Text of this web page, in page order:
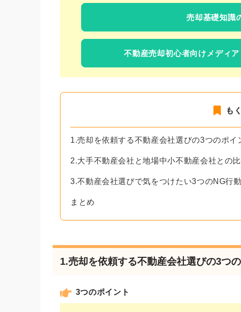
売却基礎知識
不動産売却初心者向けメディア
も
1.売却を依頼する不動産会社選びの3つのポイ
2.大手不動産会社と地場中小不動産会社との
3.不動産会社選びで気をつけたい3つのNG行動
まとめ
1.売却を依頼する不動産会社選びの3つ
3つのポイント